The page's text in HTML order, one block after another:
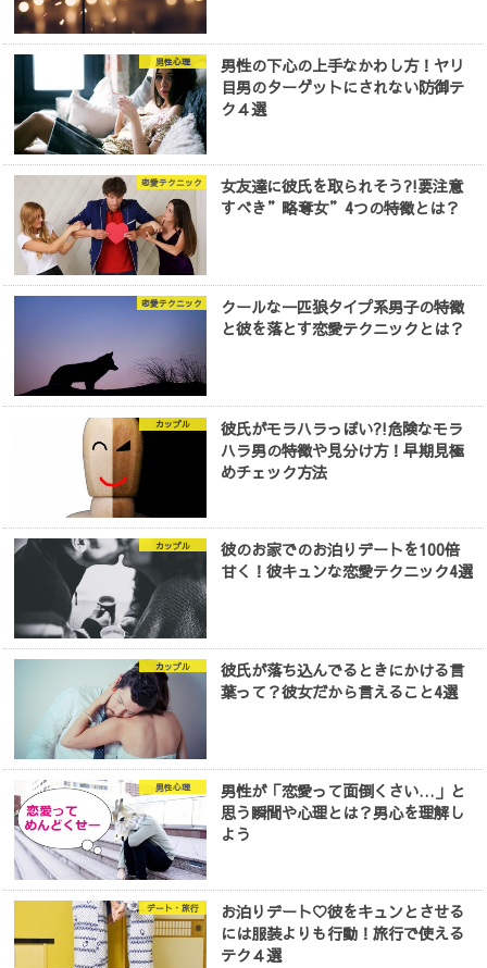
男性心理
男性の下心の上手なかわし方！ヤリ
目男のターゲットにされない防御テ
ク４選
恋愛テクニック
女友達に彼氏を取られそう?!要注意
すべき”略奪女”4つの特徴とは？
恋愛テクニック
クールな一匹狼タイプ系男子の特徴
と彼を落とす恋愛テクニックとは？
カップル
彼氏がモラハラっぽい?!危険なモラ
ハラ男の特徴や見分け方！早期見極
めチェック方法
カップル
彼のお家でのお泊りデートを100倍
甘く！彼キュンな恋愛テクニック4選
カップル
彼氏が落ち込んでるときにかける言
葉って？彼女だから言えること4選
男性心理
男性が「恋愛って面倒くさい…」と
思う瞬間や心理とは？男心を理解し
よう
デート・旅行
お泊りデート♡彼をキュンとさせる
には服装よりも行動！旅行で使える
テク４選